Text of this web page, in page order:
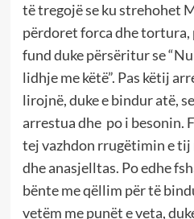
të tregojë se ku strehohet
përdoret forca dhe tortura,
fund duke përsëritur se
lidhje me këtë”. Pas këtij
lirojnë, duke e bindur atë,
arrestua dhe po i besonin.
tej vazhdon rrugëtimin e tij
dhe anasjelltas. Po edhe
bënte me qëllim për të
vetëm me punët e veta,